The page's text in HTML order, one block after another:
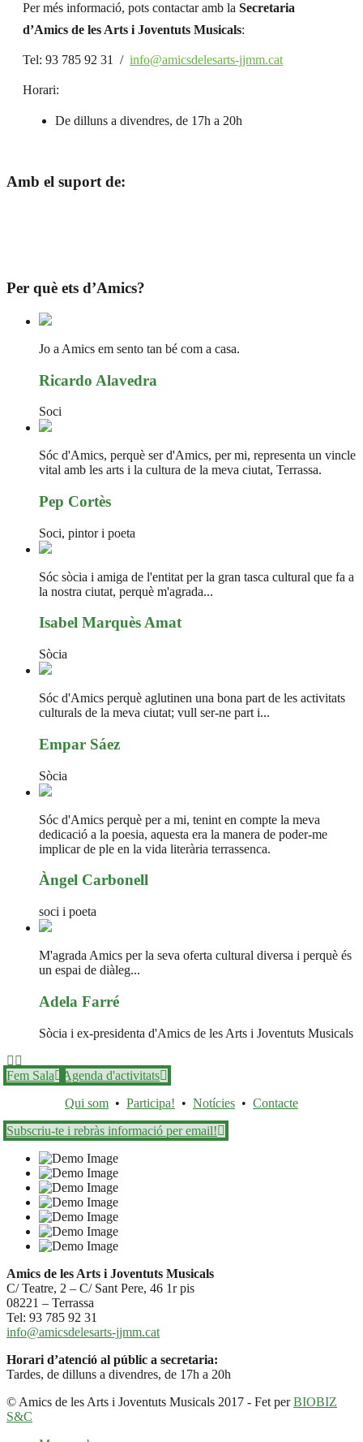
Per més informació, pots contactar amb la Secretaria
d’Amics de les Arts i Joventuts Musicals:
Tel: 93 785 92 31 / info@amicsdelesarts-jjmm.cat
Horari:
De dilluns a divendres, de 17h a 20h
Amb el suport de:
Per què ets d’Amics?
Jo a Amics em sento tan bé com a casa.
Ricardo Alavedra
Soci
Sóc d'Amics, perquè ser d'Amics, per mi, representa un vincle
vital amb les arts i la cultura de la meva ciutat, Terrassa.
Pep Cortès
Soci, pintor i poeta
Sóc sòcia i amiga de l'entitat per la gran tasca cultural que fa a
la nostra ciutat, perquè m'agrada...
Isabel Marquès Amat
Sòcia
Sóc d'Amics perquè aglutinen una bona part de les activitats
culturals de la meva ciutat; vull ser-ne part i...
Empar Sáez
Sòcia
Sóc d'Amics perquè per a mi, tenint en compte la meva
dedicació a la poesia, aquesta era la manera de poder-me
implicar de ple en la vida literària terrassenca.
Àngel Carbonell
soci i poeta
M'agrada Amics per la seva oferta cultural diversa i perquè és
un espai de diàleg...
Adela Farré
Sòcia i ex-presidenta d'Amics de les Arts i Joventuts Musicals
Fem Sala
Agenda d'activitats
Qui som • Participa! • Notícies • Contacte
Subscriu-te i rebràs informació per email!
Amics de les Arts i Joventuts Musicals
C/ Teatre, 2 – C/ Sant Pere, 46 1r pis
08221 – Terrassa
Tel: 93 785 92 31
info@amicsdelesarts-jjmm.cat
Horari d’atenció al públic a secretaria:
Tardes, de dilluns a divendres, de 17h a 20h
© Amics de les Arts i Joventuts Musicals 2017 - Fet perBIOBIZ
S&C